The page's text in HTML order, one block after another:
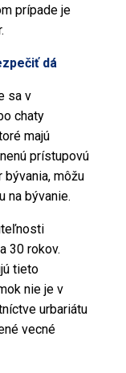
prípade je
dá
sa v
chaty
majú
prístupovú
môžu
na bývanie.
30 rokov.
tieto
nie je v
urbariátu
vecné